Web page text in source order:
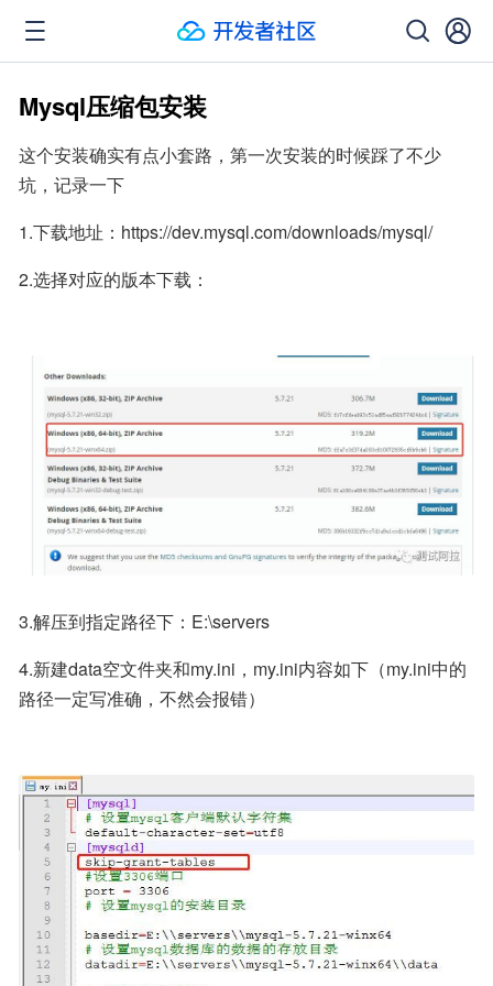
Mysql压缩包安装
这个安装确实有点小套路，第一次安装的时候踩了不少
坑，记录一下
1.下载地址：https://dev.mysql.com/downloads/mysql/
2.选择对应的版本下载：
3.解压到指定路径下：E:\servers
4.新建data空文件夹和my.ini，my.ini内容如下（my.ini中的
路径一定写准确，不然会报错）